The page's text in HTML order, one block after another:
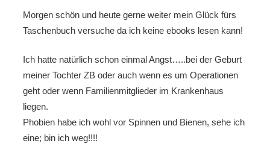
Morgen schön und heute gerne weiter mein Glück fürs
Taschenbuch versuche da ich keine ebooks lesen kann!
Ich hatte natürlich schon einmal Angst…..bei der Geburt
meiner Tochter ZB oder auch wenn es um Operationen
geht oder wenn Familienmitglieder im Krankenhaus
liegen.
Phobien habe ich wohl vor Spinnen und Bienen, sehe ich
eine; bin ich weg!!!!